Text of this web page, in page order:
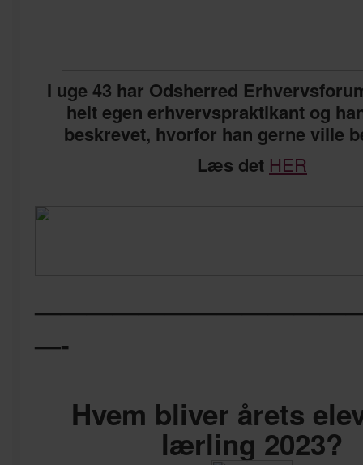
I uge 43 har Odsherred
helt egen erhvervspraktikant og
beskrevet, hvorfor han gerne ville
Læs det HER
—-
Hvem bliver årets
lærling 2023?